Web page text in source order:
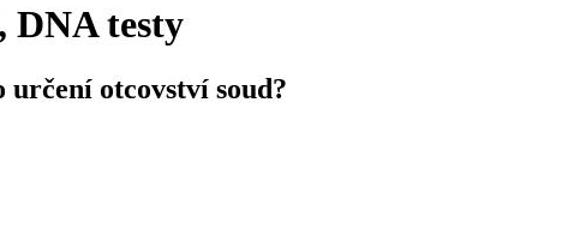
DNA testy
určení otcovství soud?